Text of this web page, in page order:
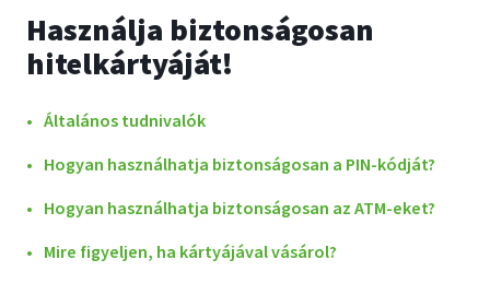
Használja biztonságosan
hitelkártyáját!
Általános tudnivalók
Hogyan használhatja biztonságosan a PIN-kódját?
Hogyan használhatja biztonságosan az ATM-eket?
Mire figyeljen, ha kártyájával vásárol?